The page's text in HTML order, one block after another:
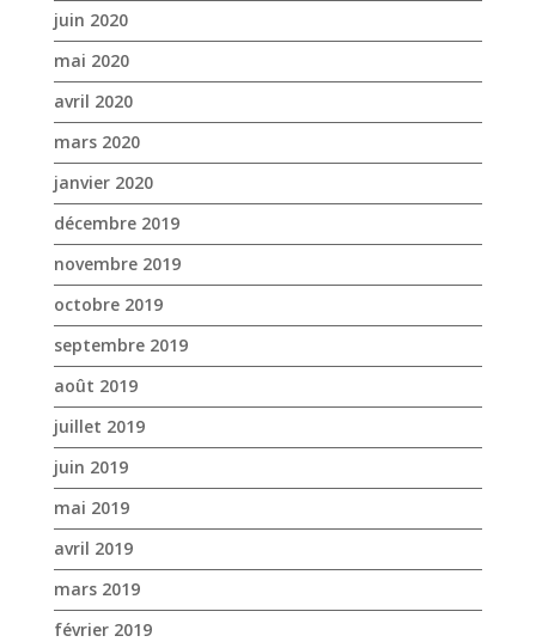
juin 2020
mai 2020
avril 2020
mars 2020
janvier 2020
décembre 2019
novembre 2019
octobre 2019
septembre 2019
août 2019
juillet 2019
juin 2019
mai 2019
avril 2019
mars 2019
février 2019